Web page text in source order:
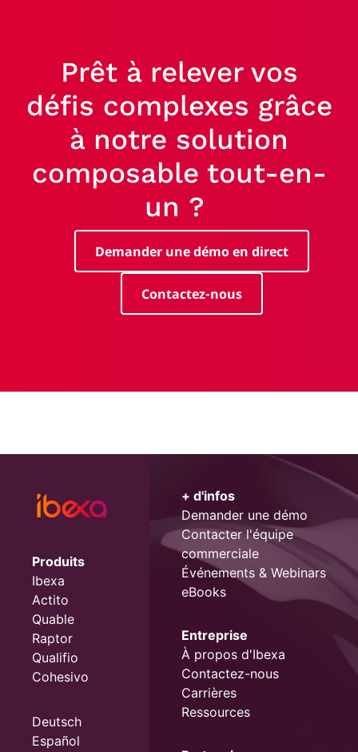
Prêt à relever vos
défis complexes grâce
à notre solution
composable tout-en-
un ?
Demander une démo en direct
Contactez-nous